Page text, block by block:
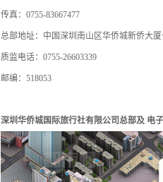
传真：0755-83667477
总部地址：中国深圳南山区华侨城新侨大
质监电话：0755-26603339
邮编：518053
深圳华侨城国际旅行社有限公司总部及 电